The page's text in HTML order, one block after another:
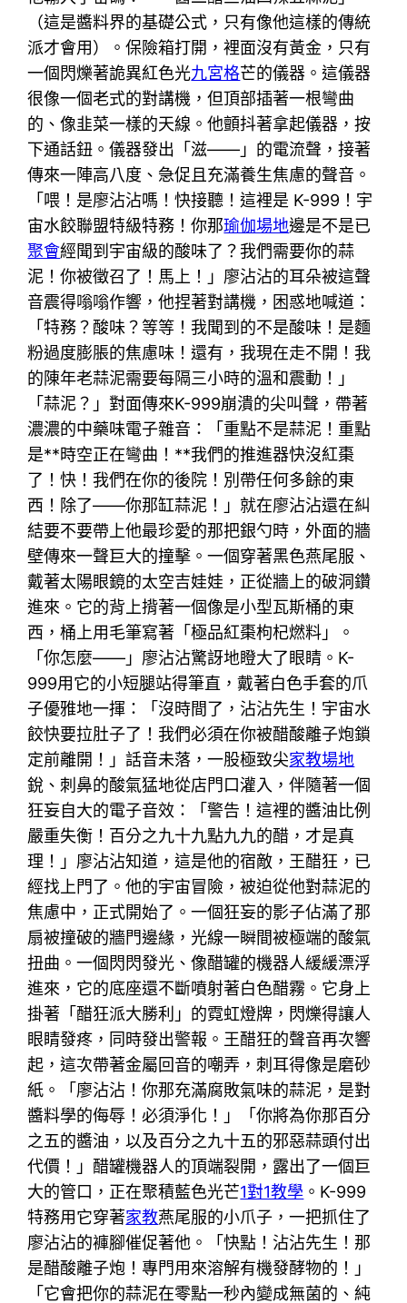
（這是醬料界的基礎公式，只有像他這樣的傳統
派才會用）。保險箱打開，裡面沒有黃金，只有
一個閃爍著詭異紅色光九宮格芒的儀器。這儀器
很像一個老式的對講機，但頂部插著一根彎曲
的、像韭菜一樣的天線。他顫抖著拿起儀器，按
下通話鈕。儀器發出「滋——」的電流聲，接著
傳來一陣高八度、急促且充滿養生焦慮的聲音。
「喂！是廖沾沾嗎！快接聽！這裡是 K-999！宇
宙水餃聯盟特級特務！你那瑜伽場地邊是不是已
聚會經聞到宇宙級的酸味了？我們需要你的蒜
泥！你被徵召了！馬上！」廖沾沾的耳朵被這聲
音震得嗡嗡作響，他捏著對講機，困惑地喊道：
「特務？酸味？等等！我聞到的不是酸味！是麵
粉過度膨脹的焦慮味！還有，我現在走不開！我
的陳年老蒜泥需要每隔三小時的溫和震動！」
「蒜泥？」對面傳來K-999崩潰的尖叫聲，帶著
濃濃的中藥味電子雜音：「重點不是蒜泥！重點
是**時空正在彎曲！**我們的推進器快沒紅棗
了！快！我們在你的後院！別帶任何多餘的東
西！除了——你那缸蒜泥！」就在廖沾沾還在糾
結要不要帶上他最珍愛的那把銀勺時，外面的牆
壁傳來一聲巨大的撞擊。一個穿著黑色燕尾服、
戴著太陽眼鏡的太空吉娃娃，正從牆上的破洞鑽
進來。它的背上揹著一個像是小型瓦斯桶的東
西，桶上用毛筆寫著「極品紅棗枸杞燃料」。
「你怎麼——」廖沾沾驚訝地瞪大了眼睛。K-
999用它的小短腿站得筆直，戴著白色手套的爪
子優雅地一揮：「沒時間了，沾沾先生！宇宙水
餃快要拉肚子了！我們必須在你被醋酸離子炮鎖
定前離開！」話音未落，一股極致尖家教場地
銳、刺鼻的酸氣猛地從店門口灌入，伴隨著一個
狂妄自大的電子音效：「警告！這裡的醬油比例
嚴重失衡！百分之九十九點九九的醋，才是真
理！」廖沾沾知道，這是他的宿敵，王醋狂，已
經找上門了。他的宇宙冒險，被迫從他對蒜泥的
焦慮中，正式開始了。一個狂妄的影子佔滿了那
扇被撞破的牆門邊緣，光線一瞬間被極端的酸氣
扭曲。一個閃閃發光、像醋罐的機器人緩緩漂浮
進來，它的底座還不斷噴射著白色醋霧。它身上
掛著「醋狂派大勝利」的霓虹燈牌，閃爍得讓人
眼睛發疼，同時發出警報。王醋狂的聲音再次響
起，這次帶著金屬回音的嘲弄，刺耳得像是磨砂
紙。「廖沾沾！你那充滿腐敗氣味的蒜泥，是對
醬料學的侮辱！必須淨化！」「你將為你那百分
之五的醬油，以及百分之九十五的邪惡蒜頭付出
代價！」醋罐機器人的頂端裂開，露出了一個巨
大的管口，正在聚積藍色光芒1對1教學 。K-999
特務用它穿著家教燕尾服的小爪子，一把抓住了
廖沾沾的褲腳催促著他。「快點！沾沾先生！那
是醋酸離子炮！專門用來溶解有機發酵物的！」
「它會把你的蒜泥在零點一秒內變成無菌的、純